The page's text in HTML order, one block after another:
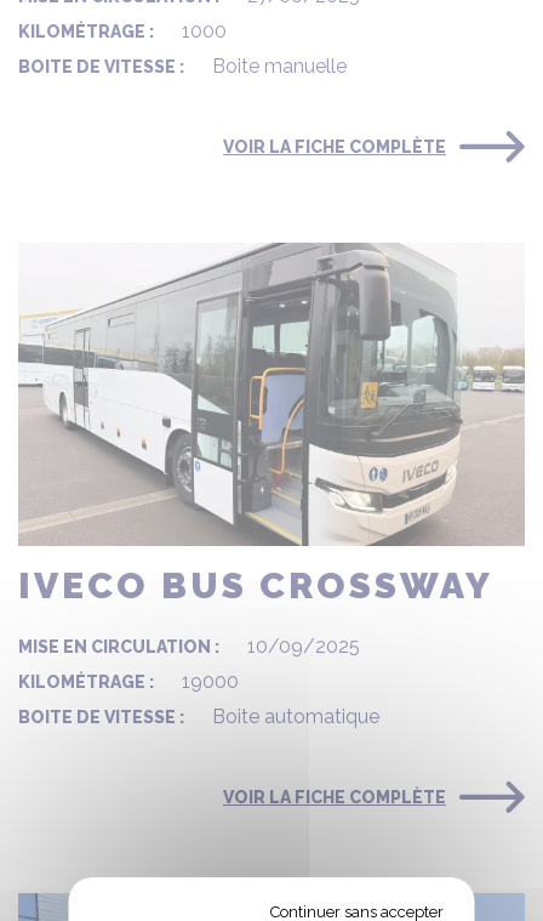
KILOMÉTRAGE : 1000
BOITE DE VITESSE : Boite manuelle
VOIR LA FICHE COMPLÈTE
IVECO BUS CROSSWAY
MISE EN CIRCULATION : 10/09/2025
KILOMÉTRAGE : 19000
BOITE DE VITESSE : Boite automatique
VOIR LA FICHE COMPLÈTE